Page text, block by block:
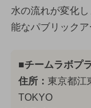
水の流れが変化
能なパブリックア
■チームラボプ
住所： 東京都江
TOKYO